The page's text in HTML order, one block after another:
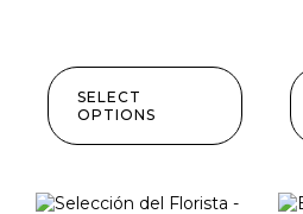
SELECT
OPTIONS